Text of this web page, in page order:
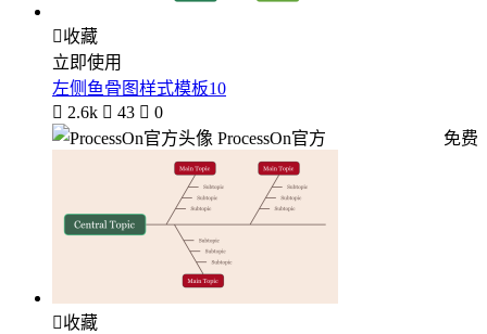
收藏
立即使用
左侧鱼骨图样式模板10
 2.6k  43  0
ProcessOn官方
免费
收藏